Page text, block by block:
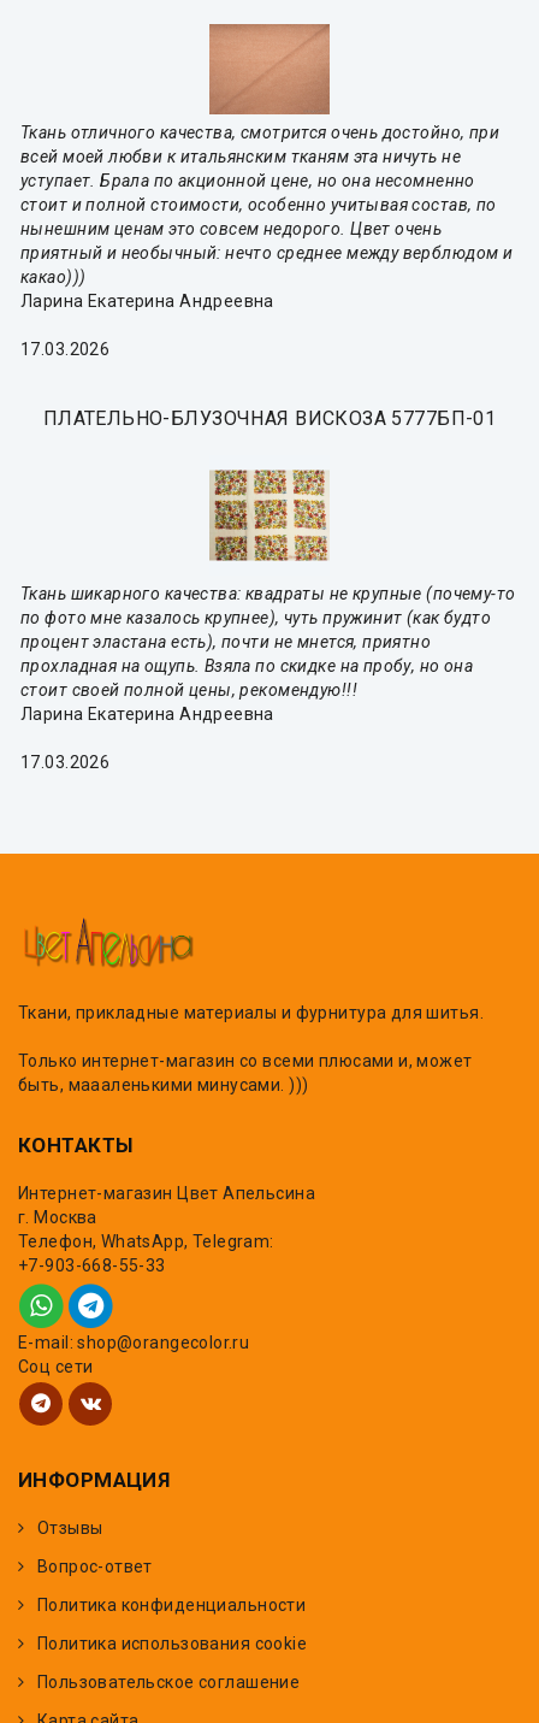
Ткань отличного качества, смотрится очень достойно, при
всей моей любви к итальянским тканям эта ничуть не
уступает. Брала по акционной цене, но она несомненно
стоит и полной стоимости, особенно учитывая состав, по
нынешним ценам это совсем недорого. Цвет очень
приятный и необычный: нечто среднее между верблюдом и
какао)))
Ларина Екатерина Андреевна
17.03.2026
ПЛАТЕЛЬНО-БЛУЗОЧНАЯ ВИСКОЗА 5777БП-01
Ткань шикарного качества: квадраты не крупные (почему-то
по фото мне казалось крупнее), чуть пружинит (как будто
процент эластана есть), почти не мнется, приятно
прохладная на ощупь. Взяла по скидке на пробу, но она
стоит своей полной цены, рекомендую!!!
Ларина Екатерина Андреевна
17.03.2026
Ткани, прикладные материалы и фурнитура для шитья.
Только интернет-магазин со всеми плюсами и, может
быть, маааленькими минусами. )))
КОНТАКТЫ
Интернет-магазин Цвет Апельсина
г. Москва
Телефон, WhatsApp, Telegram:
+7-903-668-55-33
E-mail: shop@orangecolor.ru
Соц сети
ИНФОРМАЦИЯ
Отзывы
Вопрос-ответ
Политика конфиденциальности
Политика использования cookie
Пользовательское соглашение